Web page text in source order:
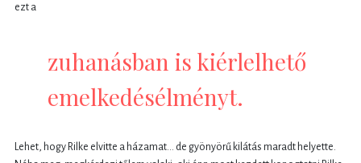
ezt a
zuhanásban is kiérlelhető
emelkedésélményt.
Lehet, hogy Rilke elvitte a házamat… de gyönyörű kilátás maradt helyette.